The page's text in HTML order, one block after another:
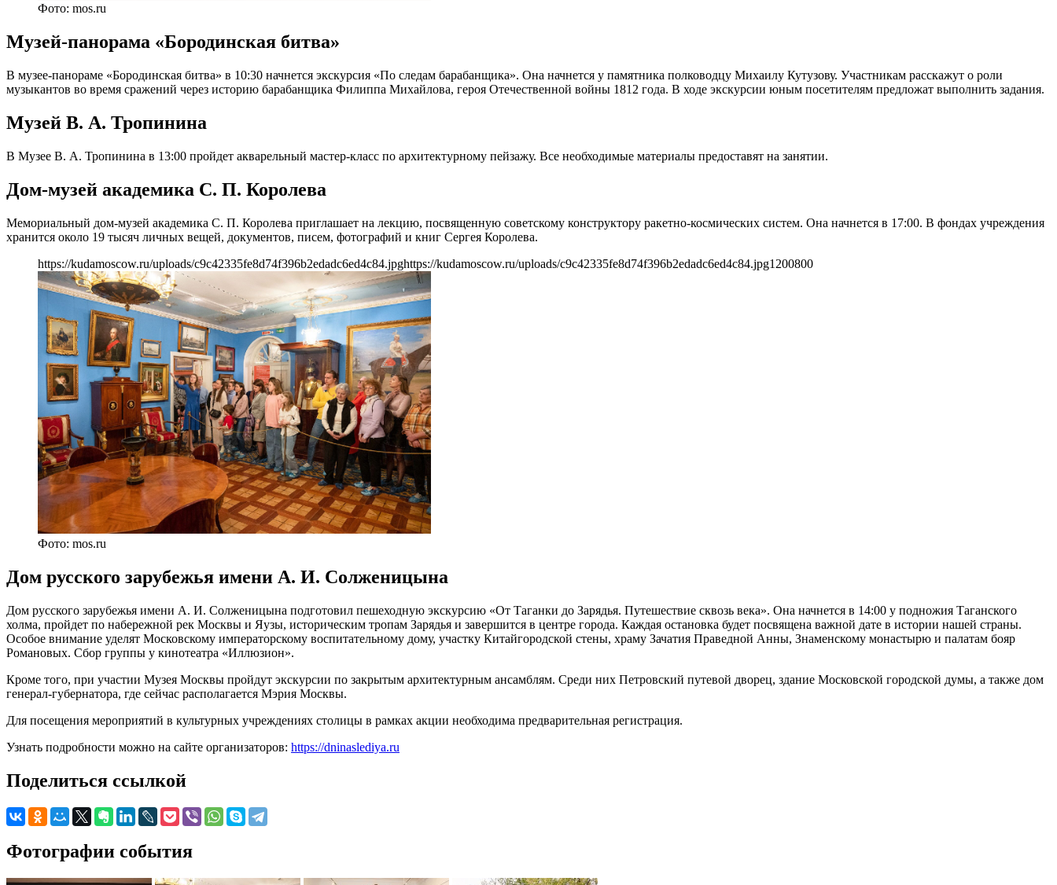
Фото: mos.ru
Музей-панорама «Бородинская битва»
В музее-панораме «Бородинская битва» в 10:30 начнется экскурсия «По следам барабанщика». Она начнется у памятника полководцу Михаилу Кутузову. Участникам расскажут о роли
музыкантов во время сражений через историю барабанщика Филиппа Михайлова, героя Отечественной войны 1812 года. В ходе экскурсии юным посетителям предложат выполнить задания.
Музей В. А. Тропинина
В Музее В. А. Тропинина в 13:00 пройдет акварельный мастер-класс по архитектурному пейзажу. Все необходимые материалы предоставят на занятии.
Дом-музей академика С. П. Королева
Мемориальный дом-музей академика С. П. Королева приглашает на лекцию, посвященную советскому конструктору ракетно-космических систем. Она начнется в 17:00. В фондах учреждения
хранится около 19 тысяч личных вещей, документов, писем, фотографий и книг Сергея Королева.
https://kudamoscow.ru/uploads/c9c42335fe8d74f396b2edadc6ed4c84.jpghttps://kudamoscow.ru/uploads/c9c42335fe8d74f396b2edadc6ed4c84.jpg1200800
Фото: mos.ru
Дом русского зарубежья имени А. И. Солженицына
Дом русского зарубежья имени А. И. Солженицына подготовил пешеходную экскурсию «От Таганки до Зарядья. Путешествие сквозь века». Она начнется в 14:00 у подножия Таганского
холма, пройдет по набережной рек Москвы и Яузы, историческим тропам Зарядья и завершится в центре города. Каждая остановка будет посвящена важной дате в истории нашей страны.
Особое внимание уделят Московскому императорскому воспитательному дому, участку Китайгородской стены, храму Зачатия Праведной Анны, Знаменскому монастырю и палатам бояр
Романовых. Сбор группы у кинотеатра «Иллюзион».
Кроме того, при участии Музея Москвы пройдут экскурсии по закрытым архитектурным ансамблям. Среди них Петровский путевой дворец, здание Московской городской думы, а также дом
генерал-губернатора, где сейчас располагается Мэрия Москвы.
Для посещения мероприятий в культурных учреждениях столицы в рамках акции необходима предварительная регистрация.
Узнать подробности можно на сайте организаторов: https://dninaslediya.ru
Поделиться ссылкой
Фотографии события